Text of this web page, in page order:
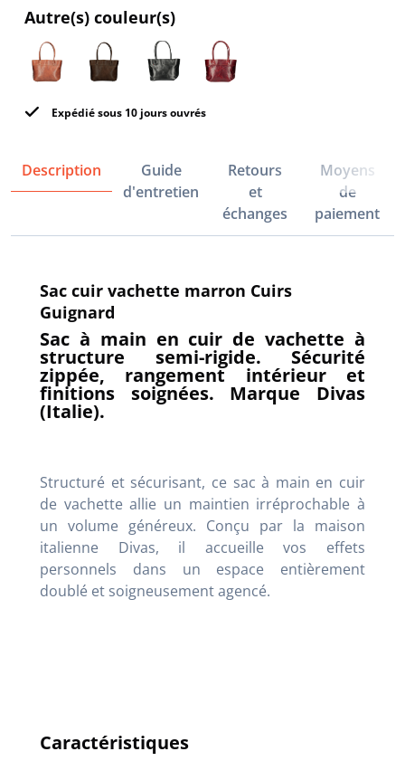
Autre(s) couleur(s)
Expédié sous 10 jours ouvrés
Description
Guide
d'entretien
Retours
et
échanges
Moyens
de
paiement
Sac cuir vachette marron Cuirs
Guignard
Sac à main en cuir de vachette à
structure semi-rigide. Sécurité
zippée, rangement intérieur et
finitions soignées. Marque Divas
(Italie).
Structuré et sécurisant, ce sac à main en cuir
de vachette allie un maintien irréprochable à
un volume généreux. Conçu par la maison
italienne Divas, il accueille vos effets
personnels dans un espace entièrement
doublé et soigneusement agencé.
Caractéristiques